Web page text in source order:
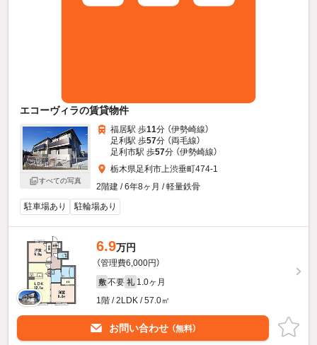
エコーヴィラの賃貸物件
すべての写真
福居駅 歩11分 （伊勢崎線）
足利駅 歩57分 （両毛線）
足利市駅 歩57分 （伊勢崎線）
栃木県足利市上渋垂町474-1
2階建 / 6年8ヶ月 / 軽量鉄骨
駐車場あり
駐輪場あり
6.9万円
（管理費6,000円）
敷 不要 礼 1.0ヶ月
1階 / 2LDK / 57.0㎡
お問い合わせ （無料）